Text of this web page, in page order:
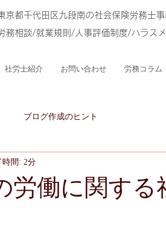
京都千代田区九段南の社会保険労務士事
務相談/就業規則/人事評価制度/ハラス
社労士紹介 お問い合わせ 労務コラム
ブログ作成のヒント
労働に関する
時間: 2分